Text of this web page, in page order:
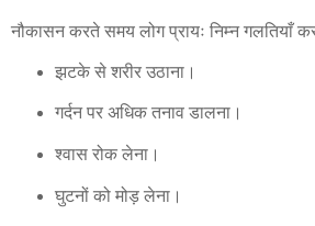
नौकासन करते समय लोग प्रायः निम्न गलतियाँ
झटके से शरीर उठाना।
गर्दन पर अधिक तनाव डालना।
श्वास रोक लेना।
घुटनों को मोड़ लेना।